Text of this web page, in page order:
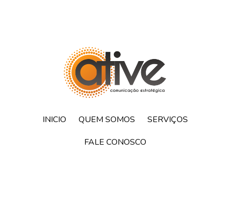
INICIO QUEM SOMOS
SERVIÇOS
FALE CONOSCO